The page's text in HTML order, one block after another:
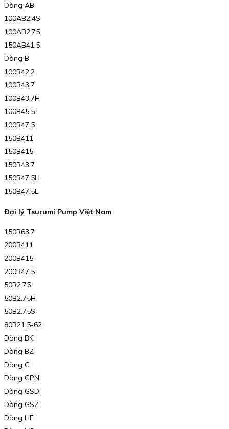
Dòng AB
100AB2.4S
100AB2,75
150AB41,5
Dòng B
100B42.2
100B43.7
100B43.7H
100B45.5
100B47,5
150B411
150B415
150B43.7
150B47.5H
150B47.5L
Đại lý Tsurumi Pump Việt Nam
150B63.7
200B411
200B415
200B47,5
50B2.75
50B2.75H
50B2.75S
80B21.5-62
Dòng BK
Dòng BZ
Dòng C
Dòng GPN
Dòng GSD
Dòng GSZ
Dòng HF